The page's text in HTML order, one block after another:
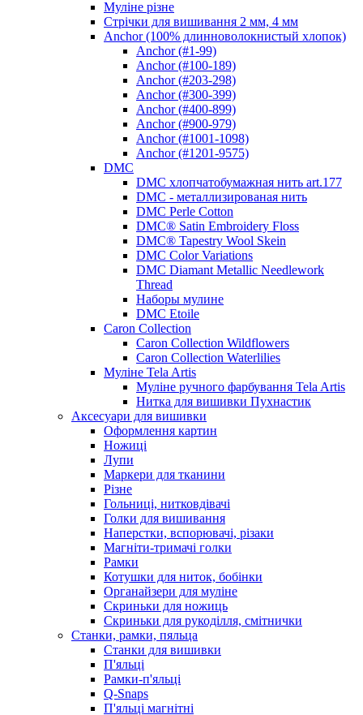
Муліне різне
Стрічки для вишивання 2 мм, 4 мм
Anchor (100% длинноволокнистый хлопок)
Anchor (#1-99)
Anchor (#100-189)
Anchor (#203-298)
Anchor (#300-399)
Anchor (#400-899)
Anchor (#900-979)
Anchor (#1001-1098)
Anchor (#1201-9575)
DMC
DMC хлопчатобумажная нить art.177
DMC - металлизированая нить
DMC Perle Cotton
DMC® Satin Embroidery Floss
DMC® Tapestry Wool Skein
DMC Color Variations
DMC Diamant Metallic Needlework
Thread
Наборы мулине
DMC Etoile
Caron Collection
Caron Collection Wildflowers
Caron Collection Waterlilies
Муліне Tela Artis
Муліне ручного фарбування Tela Artis
Нитка для вишивки Пухнастик
Аксесуари для вишивки
Оформлення картин
Ножиці
Лупи
Маркери для тканини
Різне
Гольниці, нитковдівачі
Голки для вишивання
Наперстки, вспорювачі, різаки
Магніти-тримачі голки
Рамки
Котушки для ниток, бобінки
Органайзери для муліне
Скриньки для ножиць
Скриньки для рукоділля, смітнички
Станки, рамки, пяльца
Станки для вишивки
П'яльці
Рамки-п'яльці
Q-Snaps
П'яльці магнітні